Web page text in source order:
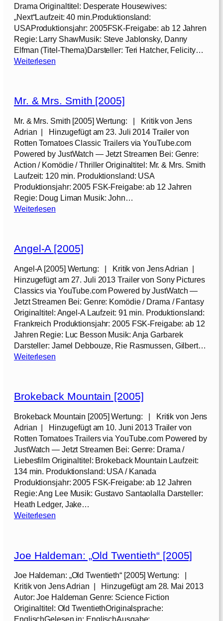
i
t
c
h
v
ö
g
b
g
e
d
r
e
h
t
[
0
]
t
e
u
e
r
i
e
W
ü
s
t
e
[
2
0
0
Drama Originaltitel: Desperate Housewives:
„Next“Laufzeit: 40 min.Produktionsland:
USAProduktionsjahr: 2005FSK-Freigabe: ab 12 Jahren
Regie: Larry ShawMusik: Steve Jablonsky, Danny
Elfman (Titel-Thema)Darsteller: Teri Hatcher, Felicity…
Weiterlesen:
p
r
a
t
e
H
o
u
s
e
v
s
:
„
D
a
s
L
e
b
e
h
t
w
i
e
r
2
5
Mr. & Mrs. Smith [2005]
Mr. & Mrs. Smith [2005] Wertung: | Kritik von Jens
Adrian | Hinzugefügt am 23. Juli 2014 Trailer von
Rotten Tomatoes Classic Trailers via YouTube.com
Powered by JustWatch — Jetzt Streamen Bei: Genre:
Action / Komödie / Thriller Originaltitel: Mr. & Mrs. Smith
Laufzeit: 120 min. Produktionsland: USA
Produktionsjahr: 2005 FSK-Freigabe: ab 12 Jahren
Regie: Doug Liman Musik: John…
Weiterlesen:
&
r
s
.
S
m
t
h
[
0
]
Angel-A [2005]
Angel-A [2005] Wertung: | Kritik von Jens Adrian |
Hinzugefügt am 27. Juli 2013 Trailer von Sony Pictures
Classics via YouTube.com Powered by JustWatch —
Jetzt Streamen Bei: Genre: Komödie / Drama / Fantasy
Originaltitel: Angel-A Laufzeit: 91 min. Produktionsland:
Frankreich Produktionsjahr: 2005 FSK-Freigabe: ab 12
Jahren Regie: Luc Besson Musik: Anja Garbarek
Darsteller: Jamel Debbouze, Rie Rasmussen, Gilbert…
Weiterlesen:
e
-
A
[
0
0
5
]
Brokeback Mountain [2005]
Brokeback Mountain [2005] Wertung: | Kritik von Jens
Adrian | Hinzugefügt am 10. Juni 2013 Trailer von
Rotten Tomatoes Trailers via YouTube.com Powered by
JustWatch — Jetzt Streamen Bei: Genre: Drama /
Liebesfilm Originaltitel: Brokeback Mountain Laufzeit:
134 min. Produktionsland: USA / Kanada
Produktionsjahr: 2005 FSK-Freigabe: ab 12 Jahren
Regie: Ang Lee Musik: Gustavo Santaolalla Darsteller:
Heath Ledger, Jake…
Weiterlesen:
k
b
a
c
k
Joe Haldeman: „Old Twentieth“ [2005]
Joe Haldeman: „Old Twentieth“ [2005] Wertung: |
Kritik von Jens Adrian | Hinzugefügt am 28. Mai 2013
Autor: Joe Haldeman Genre: Science Fiction
Originaltitel: Old TwentiethOriginalsprache:
EnglischGelesen in: EnglischAusgabe: